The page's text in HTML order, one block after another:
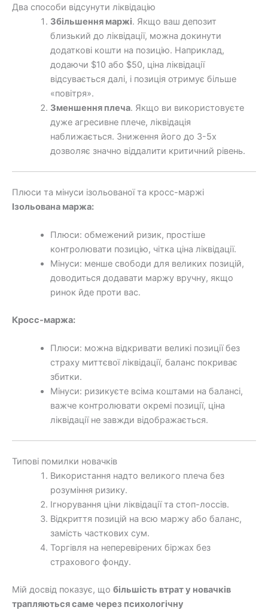
Два способи відсунути ліквідацію
Збільшення маржі. Якщо ваш депозит
близький до ліквідації, можна докинути
додаткові кошти на позицію. Наприклад,
додаючи $10 або $50, ціна ліквідації
відсувається далі, і позиція отримує більше
«повітря».
Зменшення плеча. Якщо ви використовуєте
дуже агресивне плече, ліквідація
наближається. Зниження його до 3-5х
дозволяє значно віддалити критичний рівень.
Плюси та мінуси ізольованої та кросс-маржі
Ізольована маржа:
Плюси: обмежений ризик, простіше
контролювати позицію, чітка ціна ліквідації.
Мінуси: менше свободи для великих позицій,
доводиться додавати маржу вручну, якщо
ринок йде проти вас.
Кросс-маржа:
Плюси: можна відкривати великі позиції без
страху миттєвої ліквідації, баланс покриває
збитки.
Мінуси: ризикуєте всіма коштами на балансі,
важче контролювати окремі позиції, ціна
ліквідації не завжди відображається.
Типові помилки новачків
Використання надто великого плеча без
розуміння ризику.
Ігнорування ціни ліквідації та стоп-лоссів.
Відкриття позицій на всю маржу або баланс,
замість часткових сум.
Торгівля на неперевірених біржах без
страхового фонду.
Мій досвід показує, що більшість втрат у новачків
трапляються саме через психологічну